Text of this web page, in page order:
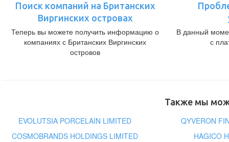
Поиск компаний на Британских
Виргинских островах
Теперь вы можете получить информацию о
компаниях с Британских Виргинских
островов
В данный
с
Также мы
EVOLUTSIA PORCELAIN LIMITED
QYVERON
COSMOBRANDS HOLDINGS LIMITED
HAGICO